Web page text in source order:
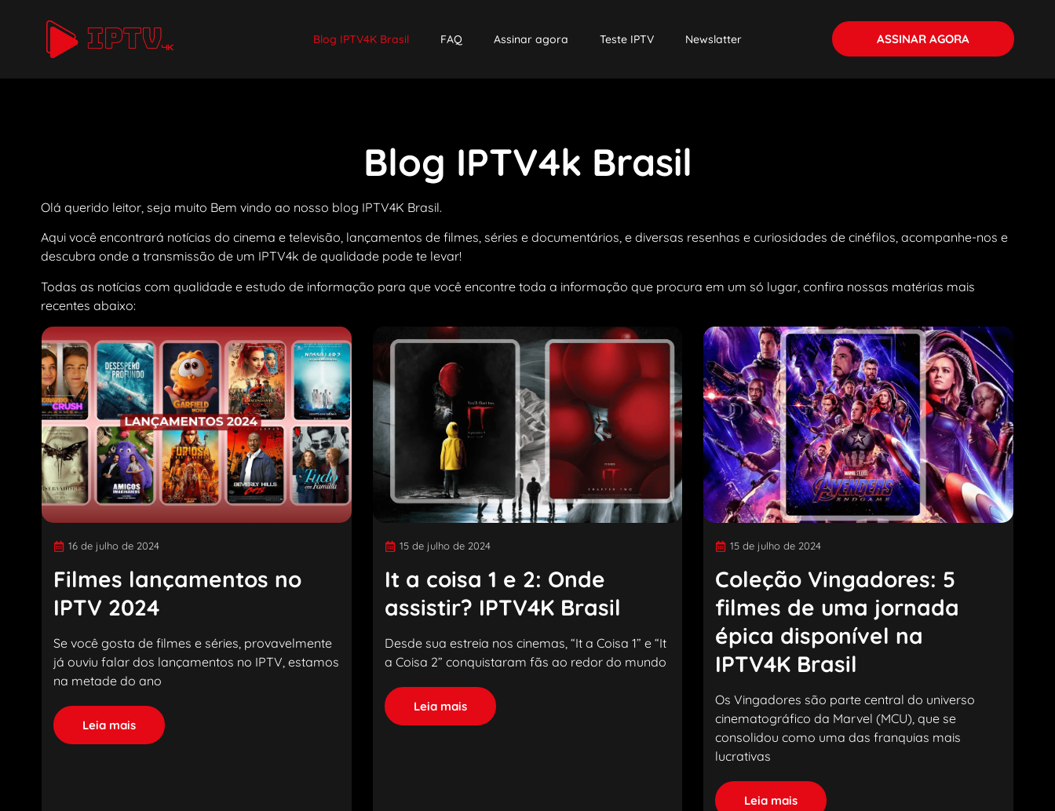
Blog IPTV4K Brasil FAQ Assinar agora Teste IPTV Newslatter ASSINAR AGORA
Blog IPTV4k Brasil
Olá querido leitor, seja muito Bem vindo ao nosso blog IPTV4K Brasil.
Aqui você encontrará notícias do cinema e televisão, lançamentos de filmes, séries e documentários, e diversas resenhas e curiosidades de cinéfilos, acompanhe-nos e
descubra onde a transmissão de um IPTV4k de qualidade pode te levar!
Todas as notícias com qualidade e estudo de informação para que você encontre toda a informação que procura em um só lugar, confira nossas matérias mais
recentes abaixo:
16 de julho de 2024
Filmes lançamentos no
IPTV 2024
Se você gosta de filmes e séries, provavelmente
já ouviu falar dos lançamentos no IPTV, estamos
na metade do ano
Leia mais
15 de julho de 2024
It a coisa 1 e 2: Onde
assistir? IPTV4K Brasil
Desde sua estreia nos cinemas, “It a Coisa 1” e “It
a Coisa 2” conquistaram fãs ao redor do mundo
Leia mais
15 de julho de 2024
Coleção Vingadores: 5
filmes de uma jornada
épica disponível na
IPTV4K Brasil
Os Vingadores são parte central do universo
cinematográfico da Marvel (MCU), que se
consolidou como uma das franquias mais
lucrativas
Leia mais